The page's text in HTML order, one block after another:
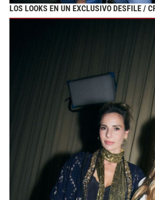
LOS LOOKS EN UN EXCLUSIVO DESFILE /